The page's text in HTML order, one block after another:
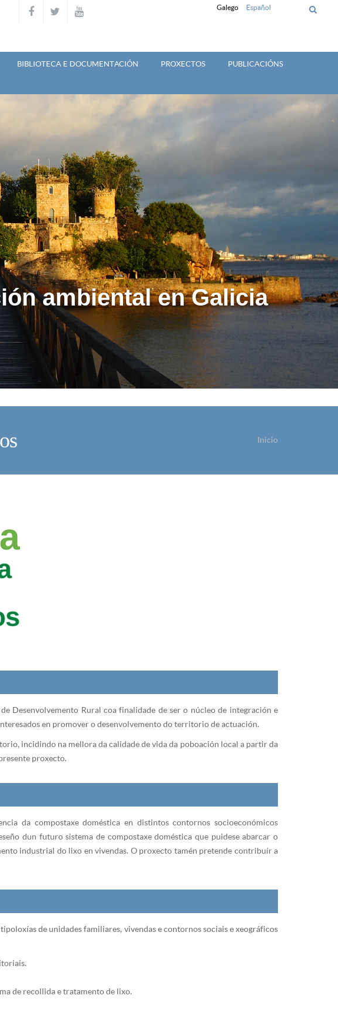
Galego Español
BIBLIOTECA E DOCUMENTACIÓN PROXECTOS
PUBLICACIÓNS
ambiental en Galicia
Inicio
Desenvolvemento Rural coa finalidade de ser o núcleo de integración e
en promover o desenvolvemento do territorio de actuación.
incidindo na mellora da calidade de vida da poboación local a partir da
proxecto.
da compostaxe doméstica en distintos contornos socioeconómicos
dun futuro sistema de compostaxe doméstica que puidese abarcar o
industrial do lixo en vivendas. O proxecto tamén pretende contribuír a
de unidades familiares, vivendas e contornos sociais e xeográficos
de recollida e tratamento de lixo.